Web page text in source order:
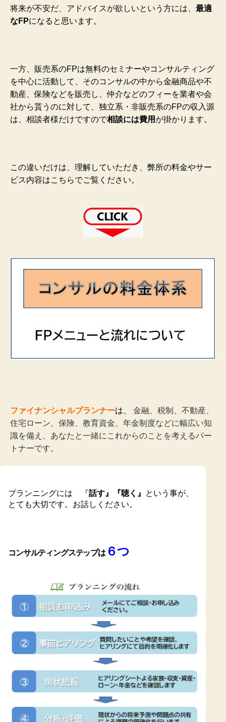
将来が不安だ、アドバイスが欲しいという方には、 最適
なFPになると思います。
一方、販売系のFPは無料のセミナーやコンサルティング
を中心に活動して、そのコンサルの中から金融商品や不
動産、保険などを販売し、仲介などのフィーを業者や会
社から貰うのに対して、独立系・非販売系のFPの収入源
は、相談者様だけですので相談には費用 が掛かります。
この違いだけは、理解していただき、弊所の料金やサー
ビス内容はこちらでご覧ください。
ファイナンシャルプランナーは、 金融、税制、不動産、
住宅ローン、保険、教育資金、年金制度などに幅広い知
識を備え、 あなたと一緒にこれからのことを考えるパー
トナーです。
プランニングには 『話す』『聴く』
という事が、
とても大切です。お話しください。
コンサルティングステップは６つ